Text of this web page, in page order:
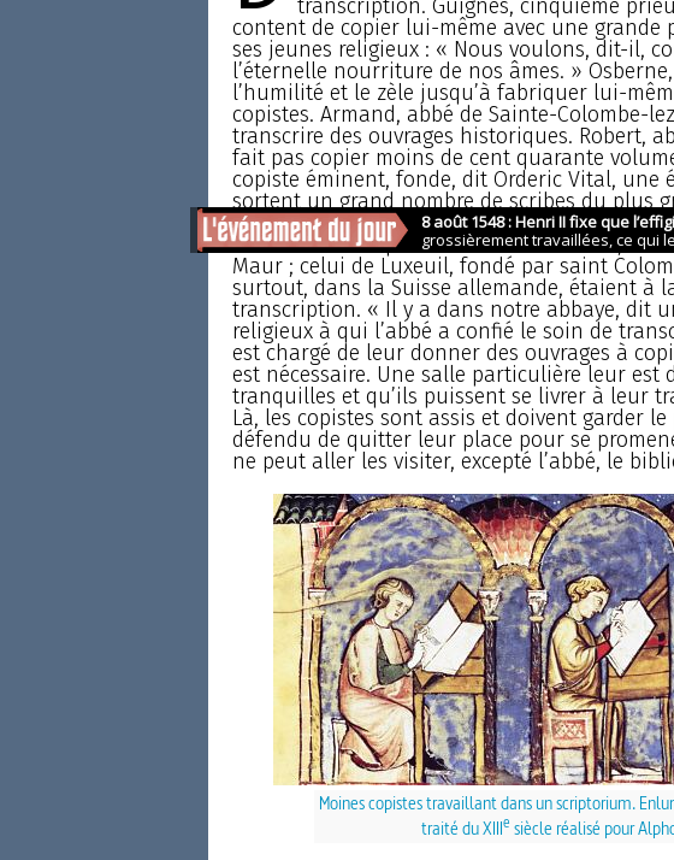
transcription. Guignes, cinquième
content de copier lui-même avec une grande
ses jeunes religieux : « Nous voulons, dit-il,
l’éternelle nourriture de nos âmes. »
l’humilité et le zèle jusqu’à fabriquer lui-
copistes. Armand, abbé de Sainte-Colombe-
transcrire des ouvrages historiques. Robert,
fait pas copier moins de cent quarante
copiste éminent, fonde, dit Orderic Vital, une
sortent un grand nombre de scribes du plus
Les monastères parisiens de Saint-Victor, de
Maur ; celui de Luxeuil, fondé par saint
surtout, dans la Suisse allemande, étaient à
transcription. « Il y a dans notre abbaye, dit
religieux à qui l’abbé a confié le soin de
est chargé de leur donner des ouvrages à
est nécessaire. Une salle particulière leur est
tranquilles et qu’ils puissent se livrer à leur
Là, les copistes sont assis et doivent garder
défendu de quitter leur place pour se
ne peut aller les visiter, excepté l’abbé, le
Moines copistes travaillant dans un scriptorium.
traité du XIIIe siècle réalisé pour